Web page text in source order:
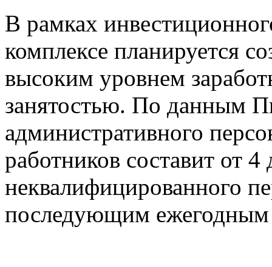
В рамках
комплексе планируется
высоким уровнем
занятостью. По данным
административного
работников составит от
неквалифицированного
последующим ежегодным